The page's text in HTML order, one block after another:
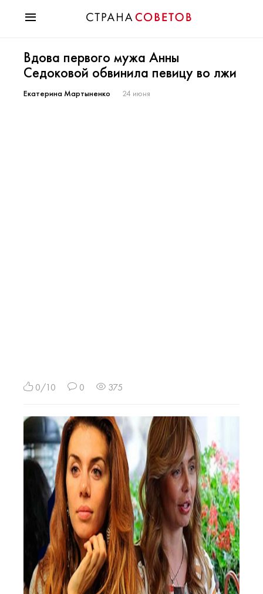
Мода
Звезды
Гороскопы
Вдова первого мужа Анны
Седоковой обвинила певицу во лжи
Екатерина Мартыненко 24 июня
0/10 0 375